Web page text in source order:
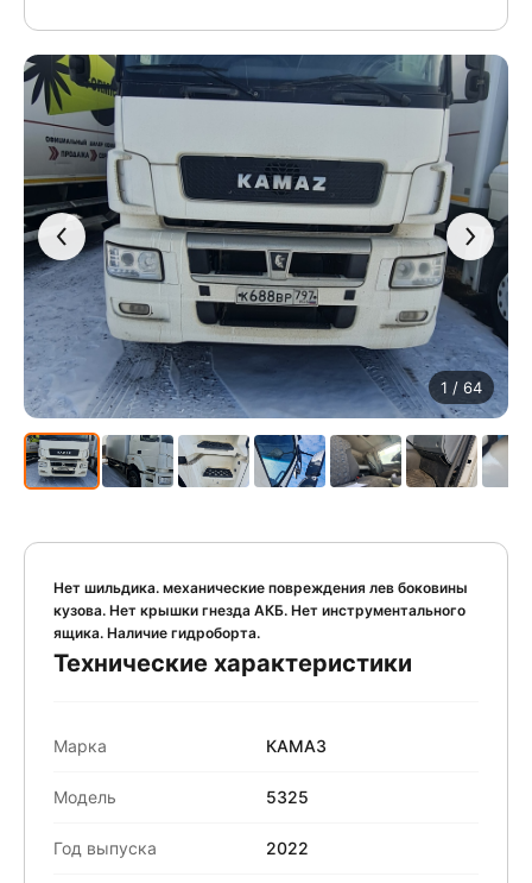
1 / 64
Нет шильдика. механические повреждения лев боковины
кузова. Нет крышки гнезда АКБ. Нет инструментального
ящика. Наличие гидроборта.
Технические характеристики
Марка КАМАЗ
Модель 5325
Год выпуска 2022